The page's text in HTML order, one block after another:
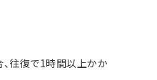
、往復で1時間以上かか